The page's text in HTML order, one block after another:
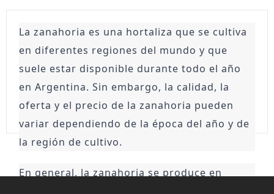
La zanahoria es una hortaliza que se cultiva
en diferentes regiones del mundo y que
suele estar disponible durante todo el año
en Argentina. Sin embargo, la calidad, la
oferta y el precio de la zanahoria pueden
variar dependiendo de la época del año y de
la región de cultivo.
En general, la zanahoria se produce en